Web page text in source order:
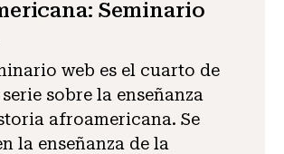
Seminario
web es el cuarto de
sobre la enseñanza
afroamericana. Se
la enseñanza de la